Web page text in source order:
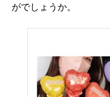
がでしょうか。